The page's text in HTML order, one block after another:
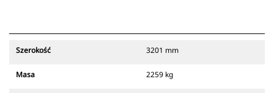
Szerokość 3201 mm
Masa 2259 kg